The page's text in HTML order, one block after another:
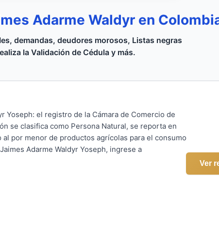
Adarme Waldyr en
demandas, deudores morosos, Listas negras
la Validación de Cédula y más.
Yoseph: el registro de la Cámara de Comercio de
se clasifica como Persona Natural, se reporta en
por menor de productos agrícolas para el consumo
Adarme Waldyr Yoseph, ingrese a
Ver